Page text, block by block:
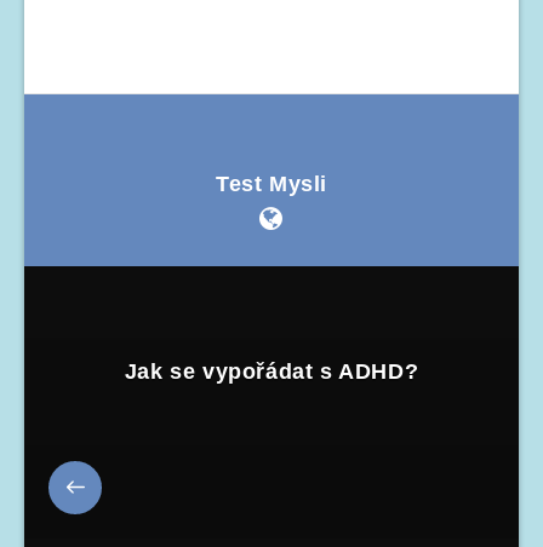
Test Mysli
Jak se vypořádat s ADHD?